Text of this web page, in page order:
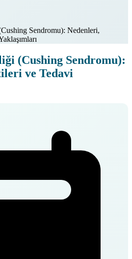
Sendromu): Nedenleri,
(Cushing Sendromu):
ve Tedavi